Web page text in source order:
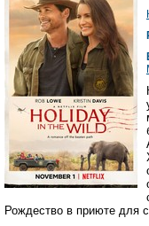
Рождество в приюте для